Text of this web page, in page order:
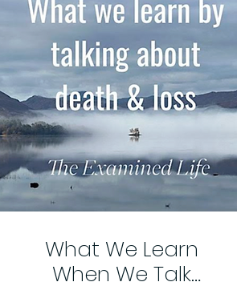
What We Learn
When We Talk